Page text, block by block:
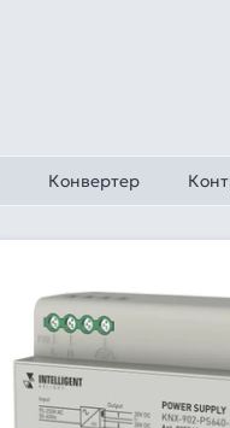
Конвертер